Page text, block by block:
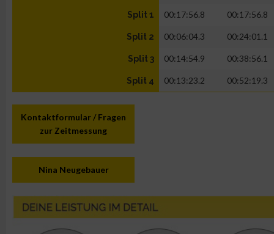
Split 1 00:17:56.8 00:17:56.8
Split 2 00:06:04.3 00:24:01.1
Split 3 00:14:54.9 00:38:56.1
Split 4 00:13:23.2 00:52:19.3
Kontaktformular / Fragen
zur Zeitmessung
Nina Neugebauer